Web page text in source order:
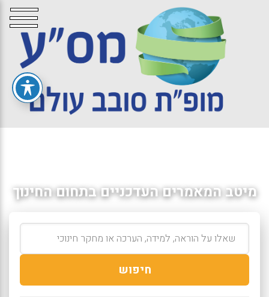
מיטב המאמרים העדכניים בתחום החינוך
חיפוש